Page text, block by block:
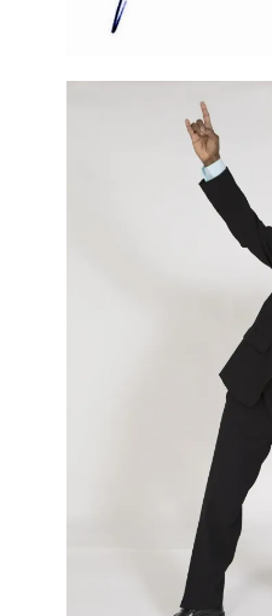
du 22 février 2018
Stocking a permis que
employés fautifs. Son
autorités haïtiennes de
la prostitution et la
Le problème c’est qu’il
le premier avertissement
l’organisation de son
de cacher l’affaire Mutiku,
ont gardé ce maquereau
de la
Hauwermeiren jouit
Andy Bastable qui a
son organisation, le recours
d’impécunieuses
pour OXFAM-UK au
aux Philippines que